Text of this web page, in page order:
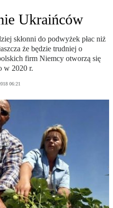
Ukraińców
skłonni do podwyżek płac niż
że będzie trudniej o
firm Niemcy otworzą się
w 2020 r.
06:21